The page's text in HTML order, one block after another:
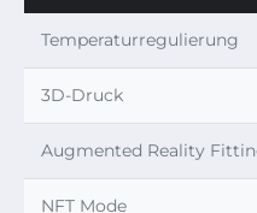
Temperaturregulierung
3D-Druck
Augmented Reality
NFT Mode